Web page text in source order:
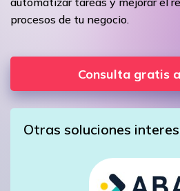
procesos de tu negocio.
Consulta gratis
Otras soluciones